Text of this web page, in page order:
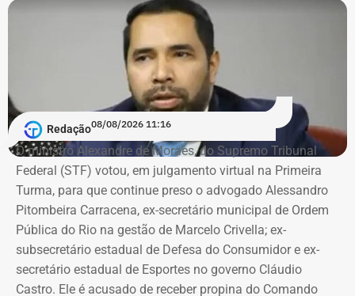
A adolescente reconheceu formalmente Vitor Hugo.
Segundo o relatório final do inquérito, há “robustos
indícios de autoria” contra ele.
Investigado em um terceiro caso
Vitor Hugo também é alvo de outra investigação. Em
julho, a Delegacia de Atendimento à Mulher (Deam) da
Zona Sul instaurou um inquérito após receber do
Ministério Público do Rio (MPRJ) uma notícia de fato que
apontava um possível estupro contra uma adolescente de
17 anos durante o pré-carnaval deste ano.
A investigação está em andamento e tramita sob sigilo.
Redação08/08/2026 11:16
O ministro Alexandre de Moraes, do Supremo Tribunal
Federal (STF) votou, em julgamento virtual na Primeira
Turma, para que continue preso o advogado Alessandro
Pitombeira Carracena, ex-secretário municipal de Ordem
Pública do Rio na gestão de Marcelo Crivella; ex-
subsecretário estadual de Defesa do Consumidor e ex-
secretário estadual de Esportes no governo Cláudio
Castro. Ele é acusado de receber propina do Comando